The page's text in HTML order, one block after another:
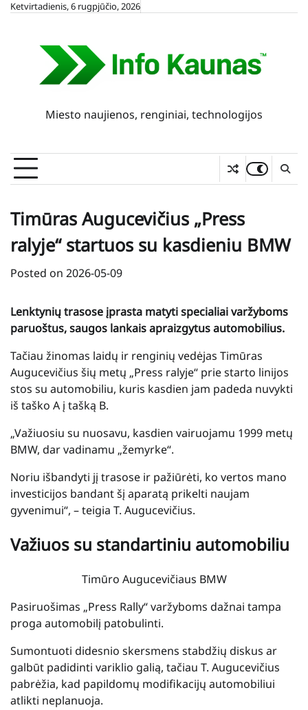
SkipKetvirtadienis, 6 rugpjūčio, 2026
Miesto naujienos, renginiai, technologijos
Timūras Augucevičius „Press
ralyje“ startuos su kasdieniu BMW
Posted on 2026-05-09
Lenktynių trasose įprasta matyti specialiai varžyboms
paruoštus, saugos lankais apraizgytus automobilius.
Tačiau žinomas laidų ir renginių vedėjas Timūras
Augucevičius šių metų „Press ralyje“ prie starto linijos
stos su automobiliu, kuris kasdien jam padeda nuvykti
iš taško A į tašką B.
„Važiuosiu su nuosavu, kasdien vairuojamu 1999 metų
BMW, dar vadinamu „žemyrke“.
Noriu išbandyti jį trasose ir pažiūrėti, ko vertos mano
investicijos bandant šį aparatą prikelti naujam
gyvenimui“, – teigia T. Augucevičius.
Važiuos su standartiniu automobiliu
Timūro Augucevičiaus BMW
Pasiruošimas „Press Rally“ varžyboms dažnai tampa
proga automobilį patobulinti.
Sumontuoti didesnio skersmens stabdžių diskus ar
galbūt padidinti variklio galią, tačiau T. Augucevičius
pabrėžia, kad papildomų modifikacijų automobiliui
atlikti neplanuoja.